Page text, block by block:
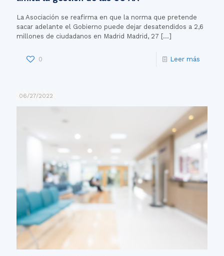
La Asociación se reafirma en que la norma que pretende
sacar adelante el Gobierno puede dejar desatendidos a 2,6
millones de ciudadanos en Madrid Madrid, 27 […]
0 Leer más
06/27/2022